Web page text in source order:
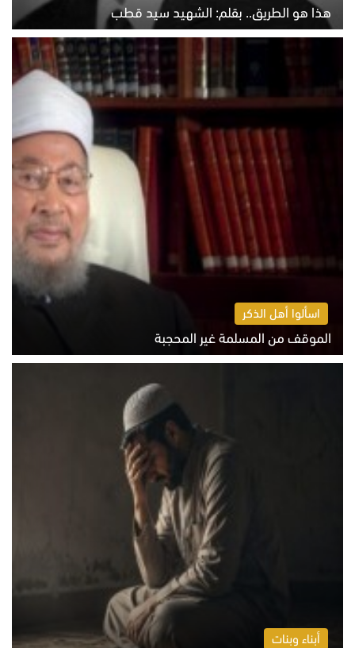
هذا هو الطريق.. بقلم: الشهيد سيد قطب
الخميس 6 أغسطس 2026 10:52 ص
اسألوا أهل الذكر
الموقف من المسلمة غير المحجبة
الخميس 6 أغسطس 2026 10:45 ص
أبناء وبنات